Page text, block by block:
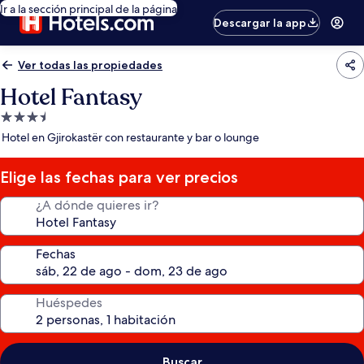
Ir a la sección principal de la página
Descargar la app
Ver todas las propiedades
Hotel Fantasy
Propiedad
de
estrellas
Hotel en Gjirokastër con restaurante y bar o lounge
Elige las fechas para ver precios
¿A dónde quieres ir?
Fechas
Huéspedes